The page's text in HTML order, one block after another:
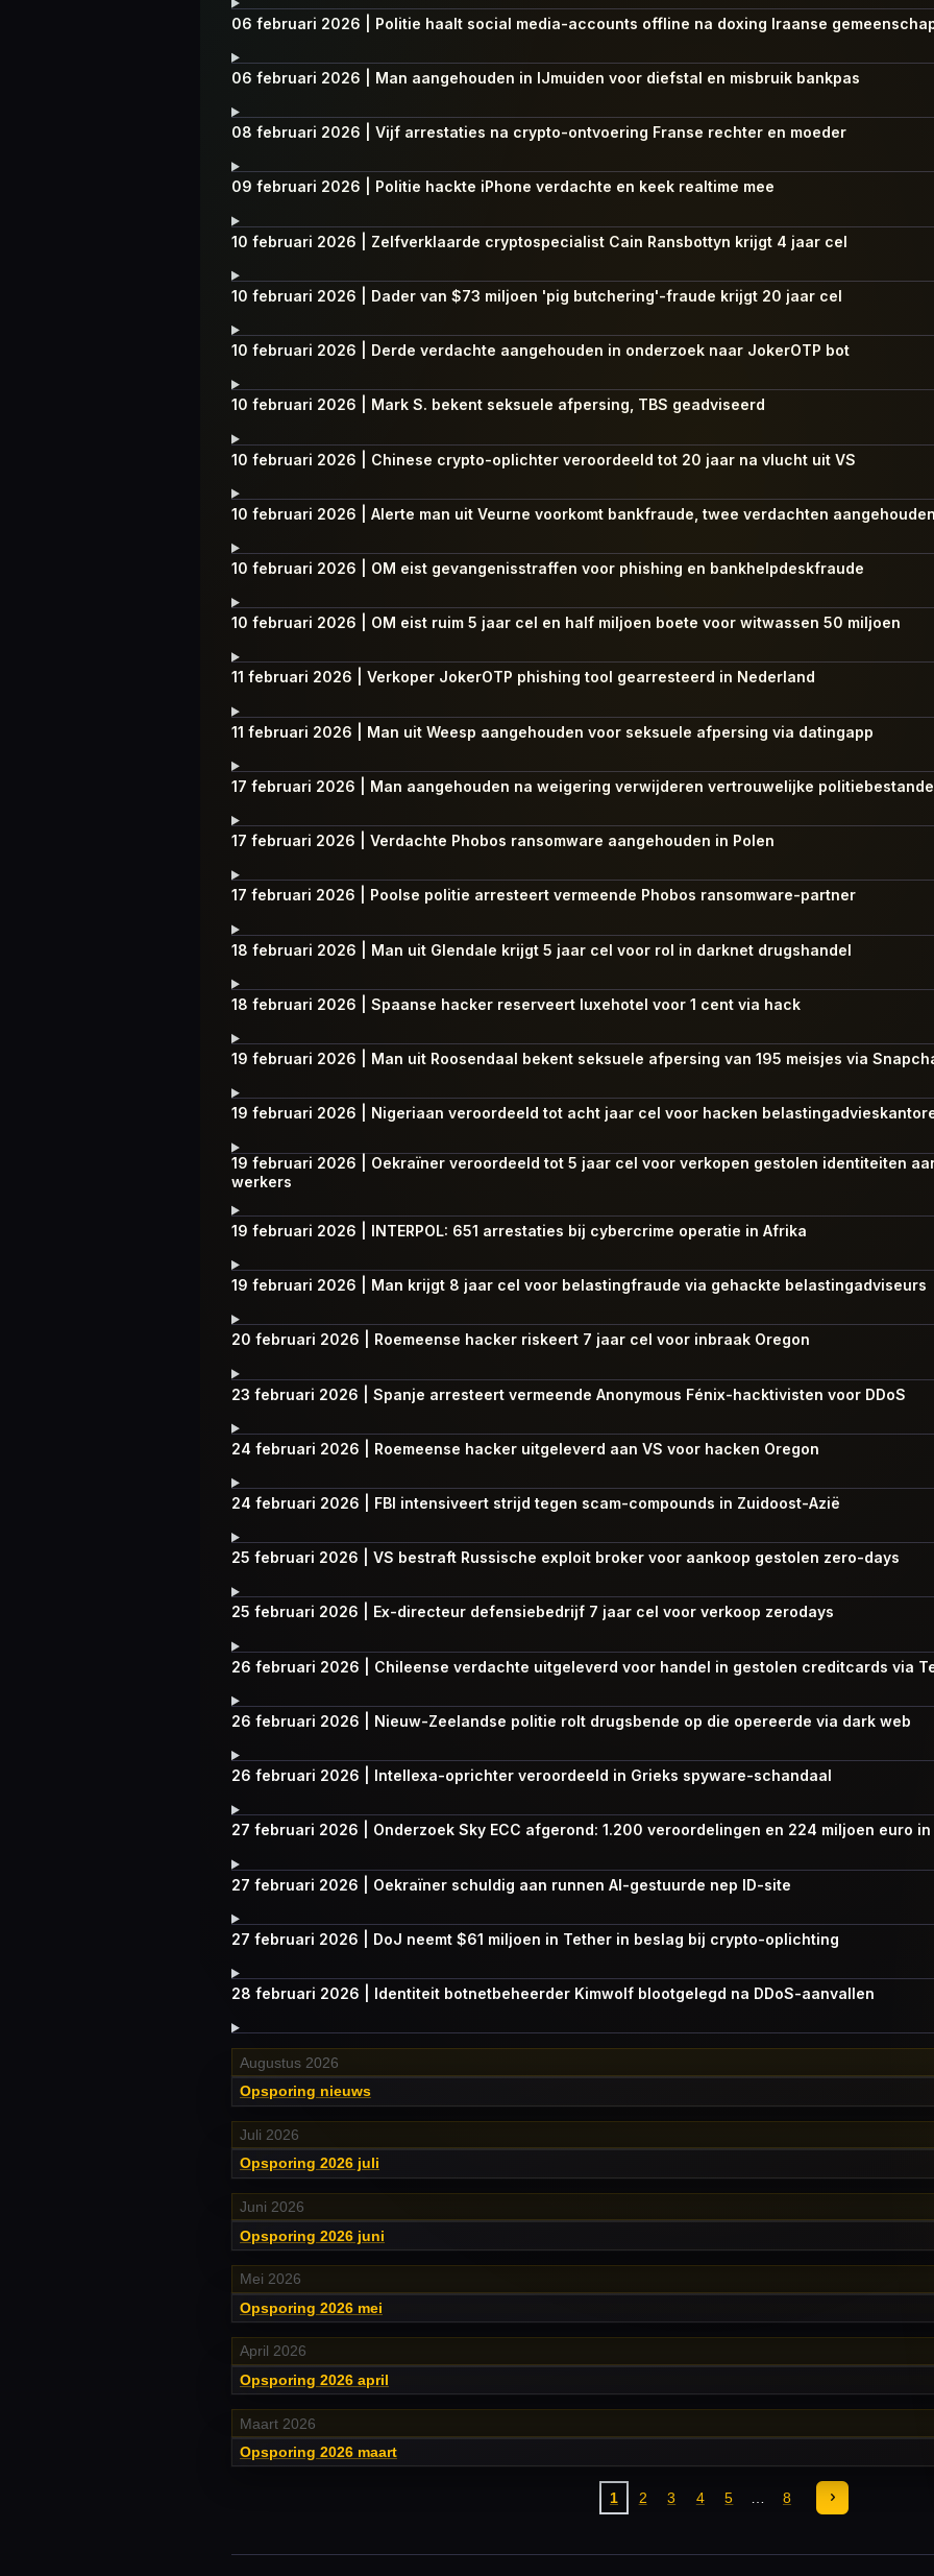
06 februari 2026 | Politie haalt social media-accounts offline na doxing Iraanse
06 februari 2026 | Man aangehouden in IJmuiden voor diefstal en misbruik bankpas
08 februari 2026 | Vijf arrestaties na crypto-ontvoering Franse rechter en moeder
09 februari 2026 | Politie hackte iPhone verdachte en keek realtime mee
10 februari 2026 | Zelfverklaarde cryptospecialist Cain Ransbottyn krijgt 4 jaar cel
10 februari 2026 | Dader van $73 miljoen 'pig butchering'-fraude krijgt 20 jaar cel
10 februari 2026 | Derde verdachte aangehouden in onderzoek naar JokerOTP bot
10 februari 2026 | Mark S. bekent seksuele afpersing, TBS geadviseerd
10 februari 2026 | Chinese crypto-oplichter veroordeeld tot 20 jaar na vlucht uit VS
10 februari 2026 | Alerte man uit Veurne voorkomt bankfraude, twee verdachten
10 februari 2026 | OM eist gevangenisstraffen voor phishing en bankhelpdeskfraude
10 februari 2026 | OM eist ruim 5 jaar cel en half miljoen boete voor witwassen 50 miljoen
11 februari 2026 | Verkoper JokerOTP phishing tool gearresteerd in Nederland
11 februari 2026 | Man uit Weesp aangehouden voor seksuele afpersing via datingapp
17 februari 2026 | Man aangehouden na weigering verwijderen vertrouwelijke
17 februari 2026 | Verdachte Phobos ransomware aangehouden in Polen
17 februari 2026 | Poolse politie arresteert vermeende Phobos ransomware-partner
18 februari 2026 | Man uit Glendale krijgt 5 jaar cel voor rol in darknet drugshandel
18 februari 2026 | Spaanse hacker reserveert luxehotel voor 1 cent via hack
19 februari 2026 | Man uit Roosendaal bekent seksuele afpersing van 195 meisjes via
19 februari 2026 | Nigeriaan veroordeeld tot acht jaar cel voor hacken
19 februari 2026 | Oekraïner veroordeeld tot 5 jaar cel voor verkopen gestolen identiteiten
werkers
19 februari 2026 | INTERPOL: 651 arrestaties bij cybercrime operatie in Afrika
19 februari 2026 | Man krijgt 8 jaar cel voor belastingfraude via gehackte belastingadviseurs
20 februari 2026 | Roemeense hacker riskeert 7 jaar cel voor inbraak Oregon
23 februari 2026 | Spanje arresteert vermeende Anonymous Fénix-hacktivisten voor DDoS
24 februari 2026 | Roemeense hacker uitgeleverd aan VS voor hacken Oregon
24 februari 2026 | FBI intensiveert strijd tegen scam-compounds in Zuidoost-Azië
25 februari 2026 | VS bestraft Russische exploit broker voor aankoop gestolen zero-days
25 februari 2026 | Ex-directeur defensiebedrijf 7 jaar cel voor verkoop zerodays
26 februari 2026 | Chileense verdachte uitgeleverd voor handel in gestolen creditcards via
26 februari 2026 | Nieuw-Zeelandse politie rolt drugsbende op die opereerde via dark web
26 februari 2026 | Intellexa-oprichter veroordeeld in Grieks spyware-schandaal
27 februari 2026 | Onderzoek Sky ECC afgerond: 1.200 veroordelingen en 224 miljoen euro
27 februari 2026 | Oekraïner schuldig aan runnen AI-gestuurde nep ID-site
27 februari 2026 | DoJ neemt $61 miljoen in Tether in beslag bij crypto-oplichting
28 februari 2026 | Identiteit botnetbeheerder Kimwolf blootgelegd na DDoS-aanvallen
Augustus 2026
Opsporing nieuws
Juli 2026
Opsporing 2026 juli
Juni 2026
Opsporing 2026 juni
Mei 2026
Opsporing 2026 mei
April 2026
Opsporing 2026 april
Maart 2026
Opsporing 2026 maart
1 2 3 4 5 8